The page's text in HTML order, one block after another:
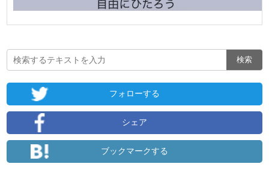
フォローする
シェア
ブックマークする